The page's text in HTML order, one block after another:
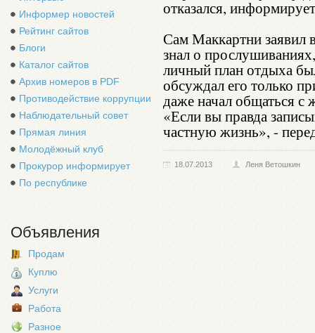
Информер новостей
Рейтинг сайтов
Блоги
Каталог сайтов
Архив номеров в PDF
Противодействие коррупции
Наблюдательный совет
Прямая линия
Молодёжный клуб
Прокурор информирует
По республике
Объявления
Продам
Куплю
Услуги
Работа
Разное
отказался,
Сам Маккартни заявил
знал о
личный план отдыха
обсуждал его только
даже начал общаться с
«Если вы правда
частную жизнь», -
18.07.2013 Леня Ветошкин